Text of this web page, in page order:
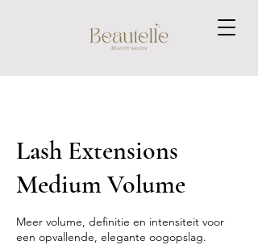
Lash Extensions
Medium Volume
Meer volume, definitie en intensiteit voor
een opvallende, elegante oogopslag.